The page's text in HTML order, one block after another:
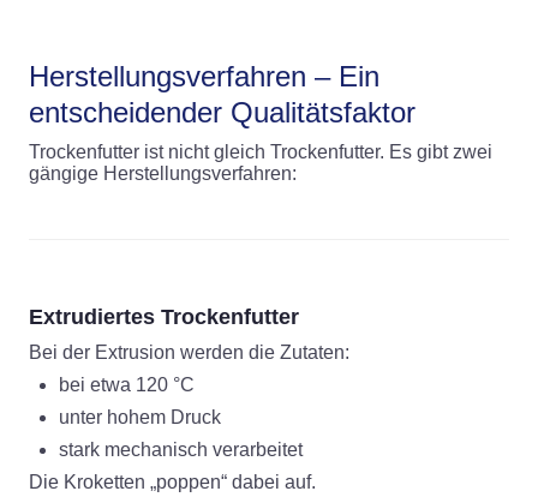
Herstellungsverfahren – Ein
entscheidender Qualitätsfaktor
Trockenfutter ist nicht gleich Trockenfutter. Es gibt zwei
gängige Herstellungsverfahren:
Extrudiertes Trockenfutter
Bei der Extrusion werden die Zutaten:
bei etwa 120 °C
unter hohem Druck
stark mechanisch verarbeitet
Die Kroketten „poppen“ dabei auf.